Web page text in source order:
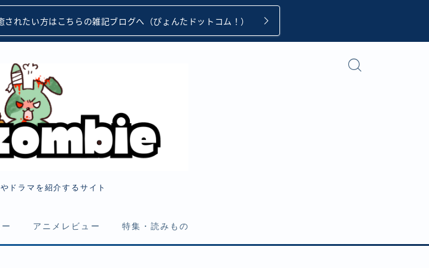
されたい方はこちらの雑記ブログへ（ぴょんたドットコム！）
ドラマを紹介するサイト
アニメレビュー 特集・読みもの